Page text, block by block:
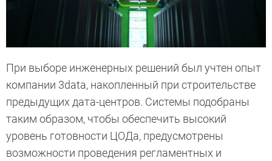
При выборе инженерных решений был учтен опыт
компании 3data, накопленный при строительстве
предыдущих дата-центров. Системы подобраны
таким образом, чтобы обеспечить высокий
уровень готовности ЦОДа, предусмотрены
возможности проведения регламентных и